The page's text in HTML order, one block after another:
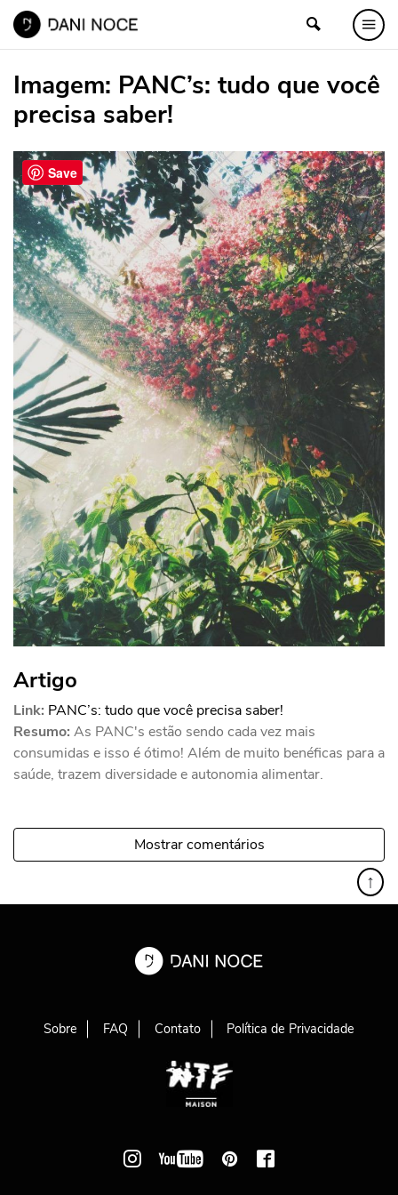
Imagem: PANC’s: tudo que você
precisa saber!
Artigo
Link: PANC’s: tudo que você precisa saber!
Resumo: As PANC's estão sendo cada vez mais
consumidas e isso é ótimo! Além de muito benéficas para a
saúde, trazem diversidade e autonomia alimentar.
Mostrar comentários
↑
Sobre FAQ Contato Política de Privacidade
Save